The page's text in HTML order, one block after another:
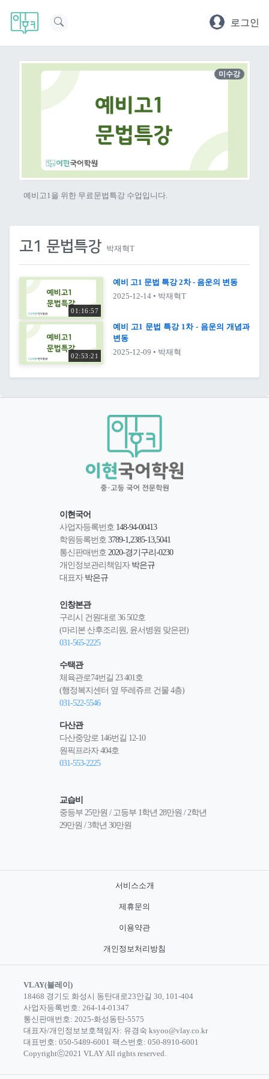
로그인
미수강
예비고1을 위한 무료문법특강 수업입니다.
고1 문법특강 박재혁T
01:16:57
예비 고1 문법 특강 2차 - 음운의 변동
2025-12-14 • 박재혁T
02:53:21
예비 고1 문법 특강 1차 - 음운의 개념과
변동
2025-12-09 • 박재혁
이현국어
사업자등록번호 148-94-00413
학원등록번호3789-1,2385-13,5041
통신판매번호2020-경기구리-0230
개인정보관리책임자박은규
대표자박은규
인창본관
구리시 건원대로 36 502호
(마리본 산후조리원, 윤서병원 맞은편)
031-565-2225
수택관
체육관로74번길 23 401호
(행정복지센터 옆 뚜레쥬르 건물 4층)
031-522-5546
다산관
다산중앙로 146번길 12-10
원픽프라자 404호
031-553-2225
교습비
중등부 25만원 / 고등부 1학년 28만원 / 2학년
29만원 / 3학년 30만원
서비스소개
제휴문의
이용약관
개인정보처리방침
VLAY(블레이)
18468 경기도 화성시 동탄대로23안길 30, 101-404
사업자등록번호: 264-14-01347
통신판매번호: 2025-화성동탄-5575
대표자/개인정보보호책임자: 유경숙 ksyoo@vlay.co.kr
대표번호: 050-5489-6001 팩스번호: 050-8910-6001
Copyrightⓒ2021 VLAY All rights reserved.